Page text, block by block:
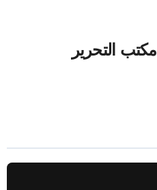
مكتب التحرير